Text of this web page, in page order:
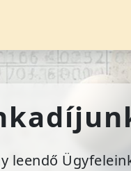
leendő